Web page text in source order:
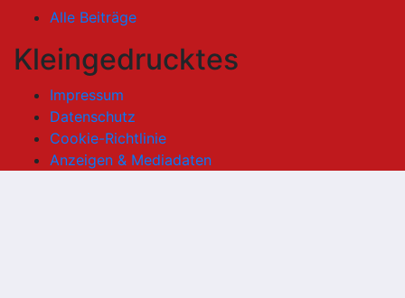
Alle Beiträge
Kleingedrucktes
Impressum
Datenschutz
Cookie-Richtlinie
Anzeigen & Mediadaten